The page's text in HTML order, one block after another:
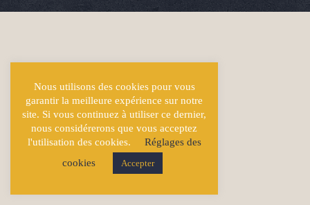
Nous utilisons des cookies pour vous
garantir la meilleure expérience sur notre
site. Si vous continuez à utiliser ce dernier,
nous considérerons que vous acceptez
l'utilisation des cookies.
Réglages des
cookies
Accepter